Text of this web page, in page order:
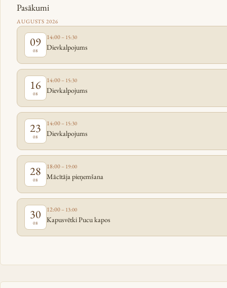
Pasākumi
AUGUSTS 2026
09
08
14:00– 15:30
Dievkalpojums
16
08
14:00– 15:30
Dievkalpojums
23
08
14:00– 15:30
Dievkalpojums
28
08
18:00– 19:00
Mācītāja pieņemšana
30
08
12:00– 13:00
Kapusvētki Pucu kapos